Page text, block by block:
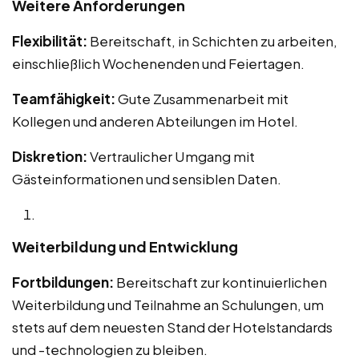
Weitere Anforderungen
Flexibilität: Bereitschaft, in Schichten zu arbeiten,
einschließlich Wochenenden und Feiertagen.
Teamfähigkeit:Gute Zusammenarbeit mit
Kollegen und anderen Abteilungen im Hotel.
Diskretion:Vertraulicher Umgang mit
Gästeinformationen und sensiblen Daten.
Weiterbildung und Entwicklung
Fortbildungen: Bereitschaft zur kontinuierlichen
Weiterbildung und Teilnahme an Schulungen, um
stets auf dem neuesten Stand der Hotelstandards
und -technologien zu bleiben.